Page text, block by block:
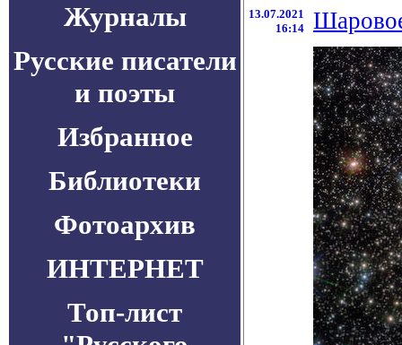
Журналы
Русские писатели
и поэты
Избранное
Библиотеки
Фотоархив
ИНТЕРНЕТ
Топ-лист
13.07.2021
16:14